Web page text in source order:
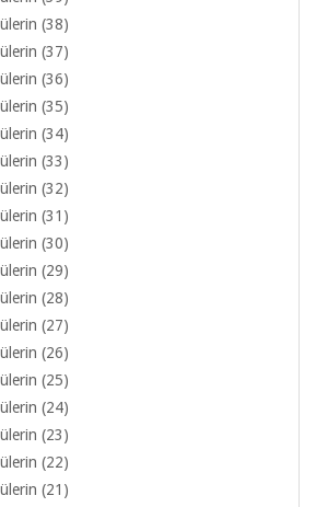
(38)
(37)
(36)
(35)
(34)
(33)
(32)
(31)
(30)
(29)
(28)
(27)
(26)
(25)
(24)
(23)
(22)
(21)